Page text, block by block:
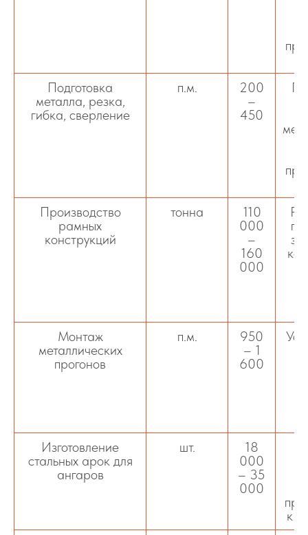
Подготовка
металла, резка,
гибка, сверление
п.м.
200
–
450
Производство
рамных
конструкций
тонна
110
000
–
160
000
Монтаж
металлических
прогонов
п.м.
950
– 1
600
Изготовление
стальных арок для
ангаров
шт.
18
000
– 35
000
к